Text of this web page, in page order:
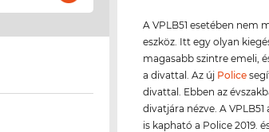
A VPLB51 esetében nem
eszköz. Itt egy olyan
magasabb szintre emeli,
a divattal. Az új Police
divattal. Ebben az
divatjára nézve. A
is kapható a Police 2019.